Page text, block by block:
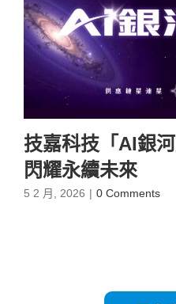
技嘉科技「AI銀
閃耀永續未來
5 2 月, 2026 | 0 Comments